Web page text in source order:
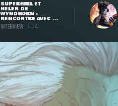
SUPERGIRL ET
HELEN DE
WYNDHORN :
RENCONTRE AVEC ...
INTERVIEW 4